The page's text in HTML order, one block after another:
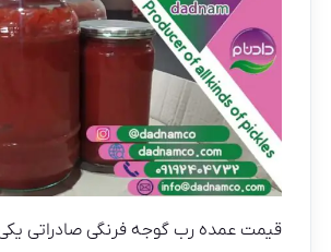
قیمت عمده رب گوجه فرنگی صادراتی